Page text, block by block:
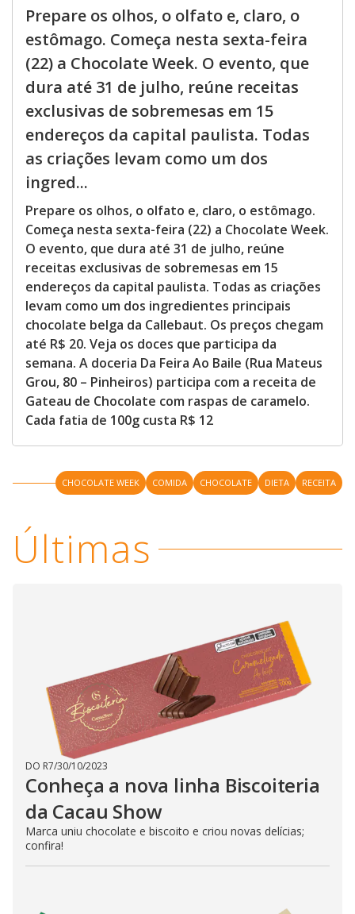
Prepare os olhos, o olfato e, claro, o
estômago. Começa nesta sexta-feira
(22) a Chocolate Week. O evento, que
dura até 31 de julho, reúne receitas
exclusivas de sobremesas em 15
endereços da capital paulista. Todas
as criações levam como um dos
ingred...
Prepare os olhos, o olfato e, claro, o estômago.
Começa nesta sexta-feira (22) a Chocolate Week.
O evento, que dura até 31 de julho, reúne
receitas exclusivas de sobremesas em 15
endereços da capital paulista. Todas as criações
levam como um dos ingredientes principais
chocolate belga da Callebaut. Os preços chegam
até R$ 20. Veja os doces que participa da
semana. A doceria Da Feira Ao Baile (Rua Mateus
Grou, 80 – Pinheiros) participa com a receita de
Gateau de Chocolate com raspas de caramelo.
Cada fatia de 100g custa R$ 12
CHOCOLATE WEEK COMIDA CHOCOLATE DIETA RECEITA
Últimas
DO R7/30/10/2023
Conheça a nova linha Biscoiteria
da Cacau Show
Marca uniu chocolate e biscoito e criou novas delícias;
confira!